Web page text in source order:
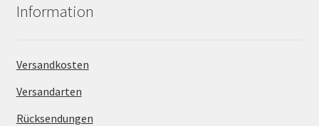
Information
Versandkosten
Versandarten
Rücksendungen